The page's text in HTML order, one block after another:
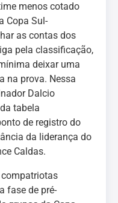
menos cotado
Copa Sul-
as contas dos
pela classificação,
deixar uma
na prova. Nessa
Dalcio
tabela
de registro do
da liderança do
Caldas.
compatriotas
fase de pré-